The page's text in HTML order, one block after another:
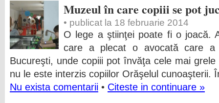
Muzeul în care copiii se pot
• publicat la 18 februarie 2014
O lege a ştiinţei poate fi o joacă.
care a plecat o avocată care
Bucureşti, unde copiii pot învăţa cele mai
nu le este interzis copiilor Orăşelul cunoaşterii.
Nu exista comentarii • Citeste in continuare »